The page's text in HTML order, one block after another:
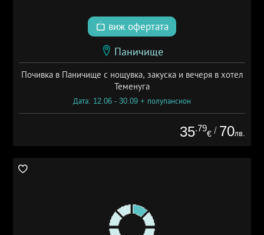
виж офертата
Паничище
Почивка в Паничище с нощувка, закуска и вечеря в хотел
Теменуга
Дата: 12.06 - 30.09 + полупансион
35.79
€ / 70лв.